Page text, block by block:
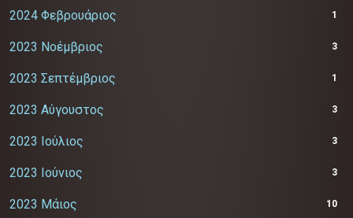
2024 Φεβρουάριος 1
2023 Νοέμβριος 3
2023 Σεπτέμβριος 1
2023 Αύγουστος 3
2023 Ιούλιος 3
2023 Ιούνιος 3
2023 Μάιος 10